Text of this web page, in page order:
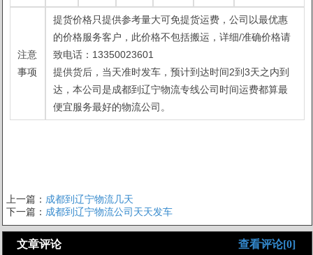
注意
事项
提货价格只提供参考量大可免提货运费，公司以最优惠
的价格服务客户，此价格不包括搬运，详细/准确价格请
致电话：13350023601
提供货后，当天准时发车，预计到达时间2到3天之内到
达，本公司是成都到辽宁物流专线公司时间运费都算最
便宜服务最好的物流公司。
上一篇： 成都到辽宁物流几天
下一篇： 成都到辽宁物流公司天天发车
查看评论[0]
文章评论